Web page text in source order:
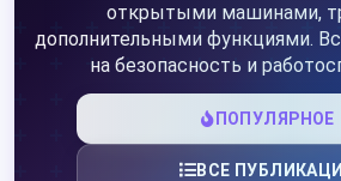
открытыми машинами,
дополнительными функциями.
на безопасность и
ПОПУЛЯРНОЕ
ВСЕ